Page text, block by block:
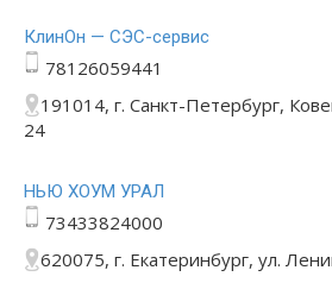
КлинОн — СЭС-сервис
78126059441
191014, г. Санкт-Петербург,
24
НЬЮ ХОУМ УРАЛ
73433824000
620075, г. Екатеринбург, ул.